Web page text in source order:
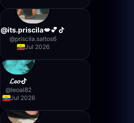
@its.priscila💋💕
@priscila.saltos6
Jul 2026
𝓛𝓮𝓸
@leoal82
Jul 2026